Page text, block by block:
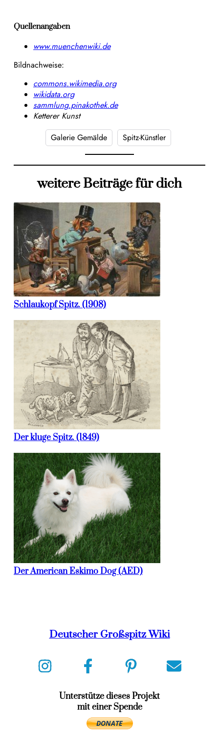
Quellenangaben
www.muenchenwiki.de
Bildnachweise:
commons.wikimedia.org
wikidata.org
sammlung.pinakothek.de
Ketterer Kunst
Galerie Gemälde
Spitz-Künstler
weitere Beiträge für dich
Schlaukopf Spitz. (1908)
Der kluge Spitz. (1849)
Der American Eskimo Dog (AED)
Deutscher Großspitz Wiki
Unterstütze dieses Projekt
mit einer Spende